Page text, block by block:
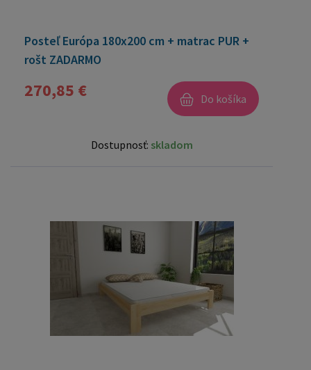
Posteľ Európa 180x200 cm + matrac PUR +
rošt ZADARMO
270,85 € Do košíka
Dostupnosť: skladom